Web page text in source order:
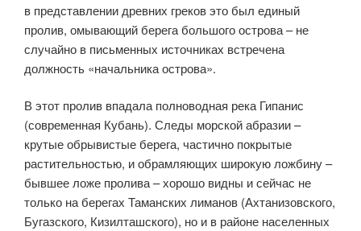
в представлении древних греков это был единый
пролив, омывающий берега большого острова – не
случайно в письменных источниках встречена
должность «начальника острова».
В этот пролив впадала полноводная река Гипанис
(современная Кубань). Следы морской абразии –
крутые обрывистые берега, частично покрытые
растительностью, и обрамляющих широкую ложбину –
бывшее ложе пролива – хорошо видны и сейчас не
только на берегах Таманских лиманов (Ахтанизовского,
Бугазского, Кизилташского), но и в районе населенных